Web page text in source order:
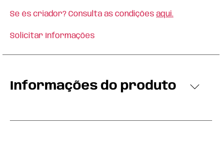
Se és criador? Consulta as condições aqui.
Solicitar Informações
Informações do produto